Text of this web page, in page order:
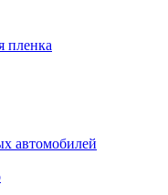
пленка
автомобилей